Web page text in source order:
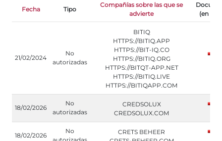
Fecha Tipo
Compañías sobre las que se
advierte
(en
21/02/2024
No
autorizadas
BITIQ
HTTPS://BITIQ.APP
HTTPS://BIT-IQ.CO
HTTPS://BITIQ.ORG
HTTPS://BITQT-APP.NET
HTTPS://BITIQ.LIVE
HTTPS://BITIQAPP.COM
18/02/2026
No
autorizadas
CREDSOLUX
CREDSOLUX.COM
18/02/2026
No
CRETS BEHEER